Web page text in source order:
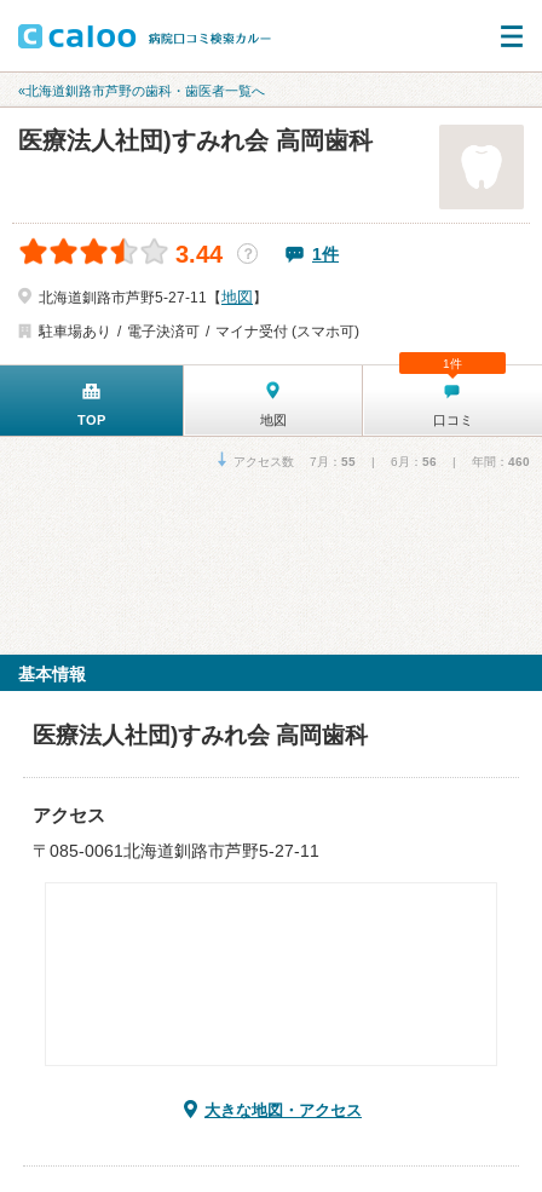
«北海道釧路市芦野の歯科・歯医者一覧へ
医療法人社団)すみれ会 高岡歯科
3.44 ？ 1件
北海道釧路市芦野5-27-11【地図 】
駐車場あり
電子決済可 マイナ受付 (スマホ可)
TOP 地図 口コミ
1件
アクセス数 7月： 55 | 6月： 56 | 年間： 460
基本情報
医療法人社団)すみれ会 高岡歯科
アクセス
〒085-0061北海道釧路市芦野5-27-11
大きな地図・アクセス